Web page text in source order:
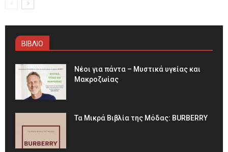
ΒΙΒΛΙΟ
Νέοι για πάντα – Μυστικά υγείας και
Μακροζωίας
Τα Μικρά Βιβλία της Μόδας: BURBERRY